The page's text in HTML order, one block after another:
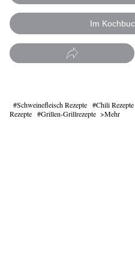
Im
Schweinefleisch Rezepte Chili Rezepte
Rezepte
Grillen-Grillrezepte Mehr